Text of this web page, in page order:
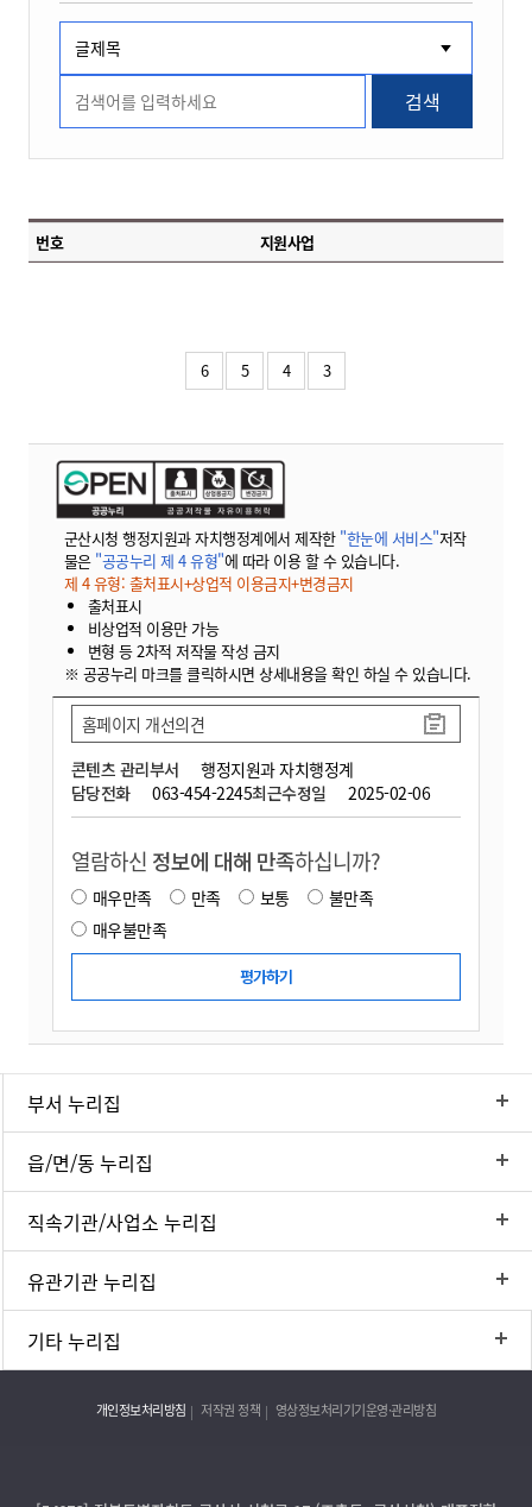
검색
번호 지원사업
6 5 4 3
군산시청 행정지원과 자치행정계에서 제작한 "한눈에 서비스"저작
물은 "공공누리 제 4 유형"에 따라 이용 할 수 있습니다.
제 4 유형: 출처표시+상업적 이용금지+변경금지
출처표시
비상업적 이용만 가능
변형 등 2차적 저작물 작성 금지
※ 공공누리 마크를 클릭하시면 상세내용을 확인 하실 수 있습니다.
콘텐츠 관리부서
행정지원과 자치행정계
담당전화
063-454-2245최근수정일 2025-02-06
홈페이지 개선의견
열람하신 정보에 대해 만족하십니까?
매우만족 만족 보통
불만족
매우불만족
부서 누리집
읍/면/동 누리집
직속기관/사업소 누리집
유관기관 누리집
기타 누리집
개인정보처리방침 저작권 정책 영상정보처리기기운영·관리방침